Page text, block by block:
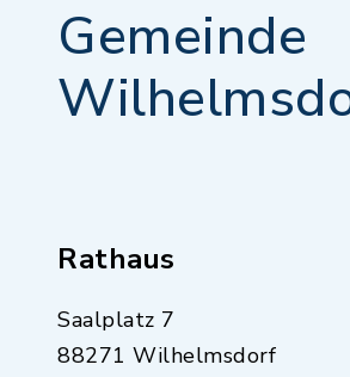
Gemeinde
Rathaus
Saalplatz 7
88271 Wilhelmsdorf